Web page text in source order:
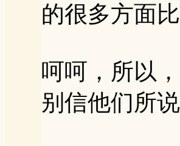
的很多方面
呵呵，所以
别信他们所